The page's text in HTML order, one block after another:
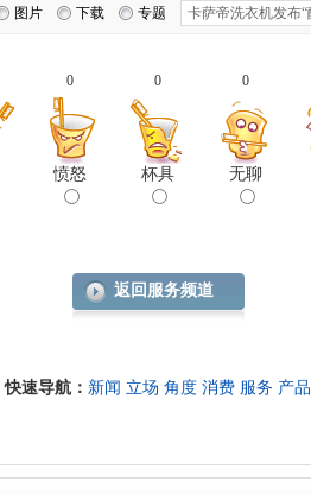
图片 下载 专题
0
愤怒
0
杯具
0
无聊
返回服务频道
快速导航： 新闻 立场 角度 消费 服务 产品